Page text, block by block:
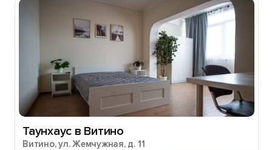
Таунхаус в Витино
Витино, ул. Жемчужная, д. 11